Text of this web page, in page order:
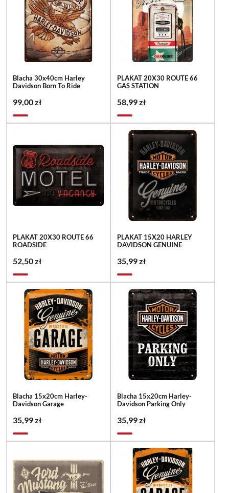
Blacha 30x40cm Harley
Davidson Born To Ride
99,00 zł
PLAKAT 20X30 ROUTE 66
GAS STATION
58,99 zł
PLAKAT 20X30 ROUTE 66
ROADSIDE
52,50 zł
PLAKAT 15X20 HARLEY
DAVIDSON GENUINE
35,99 zł
Blacha 15x20cm Harley-
Davidson Garage
35,99 zł
Blacha 15x20cm Harley-
Davidson Parking Only
35,99 zł